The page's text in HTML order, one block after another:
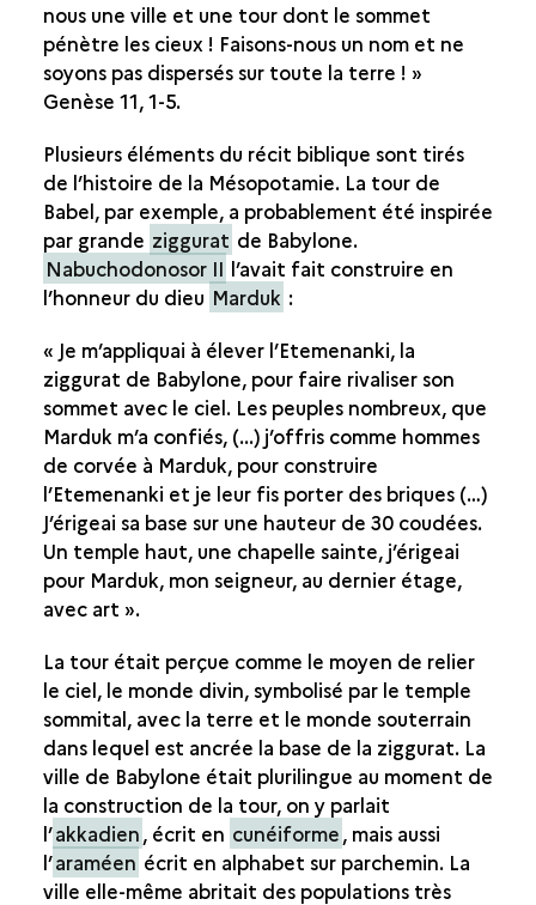
nous une ville et une tour dont le sommet
pénètre les cieux ! Faisons-nous un nom et ne
soyons pas dispersés sur toute la terre ! »
Genèse 11, 1-5.
Plusieurs éléments du récit biblique sont tirés
de l’histoire de la Mésopotamie. La tour de
Babel, par exemple, a probablement été inspirée
par grande ziggurat de Babylone.
Nabuchodonosor II l’avait fait construire en
l’honneur du dieu Marduk :
« Je m’appliquai à élever l’Etemenanki, la
ziggurat de Babylone, pour faire rivaliser son
sommet avec le ciel. Les peuples nombreux, que
Marduk m’a confiés, (...) j’offris comme hommes
de corvée à Marduk, pour construire
l’Etemenanki et je leur fis porter des briques (…)
J’érigeai sa base sur une hauteur de 30 coudées.
Un temple haut, une chapelle sainte, j’érigeai
pour Marduk, mon seigneur, au dernier étage,
avec art ».
La tour était perçue comme le moyen de relier
le ciel, le monde divin, symbolisé par le temple
sommital, avec la terre et le monde souterrain
dans lequel est ancrée la base de la ziggurat. La
ville de Babylone était plurilingue au moment de
la construction de la tour, on y parlait
l’akkadien, écrit en cunéiforme, mais aussi
l’araméen écrit en alphabet sur parchemin. La
ville elle-même abritait des populations très